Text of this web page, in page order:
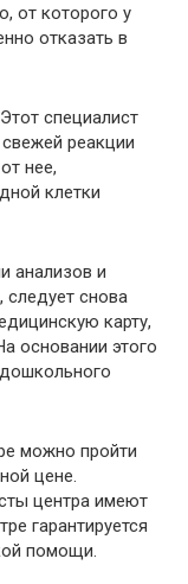
от которого у
отказать в
специалист
реакции
нее,
клетки
анализов и
следует снова
карту,
основании этого
можно пройти
цене.
центра имеют
гарантируется
помощи.